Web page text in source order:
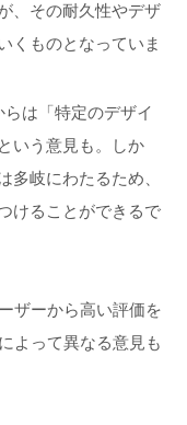
、その耐久性やデザ
くものとなっていま
は「特定のデザイ
いう意見も。しか
多岐にわたるため、
けることができるで
ザーから高い評価を
よって異なる意見も